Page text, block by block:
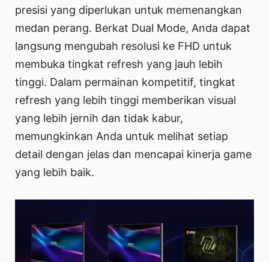
presisi yang diperlukan untuk memenangkan
medan perang. Berkat Dual Mode, Anda dapat
langsung mengubah resolusi ke FHD untuk
membuka tingkat refresh yang jauh lebih
tinggi. Dalam permainan kompetitif, tingkat
refresh yang lebih tinggi memberikan visual
yang lebih jernih dan tidak kabur,
memungkinkan Anda untuk melihat setiap
detail dengan jelas dan mencapai kinerja game
yang lebih baik.